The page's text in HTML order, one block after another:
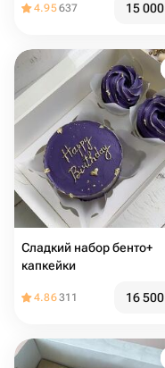
4.95637 15 000
Сладкий набор бенто+
капкейки
4.86311 16 500